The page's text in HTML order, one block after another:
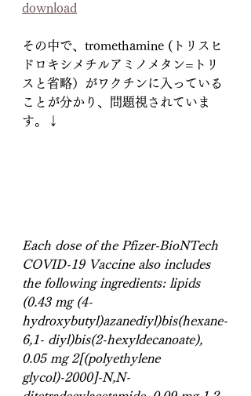
download
その中で、tromethamine (トリスヒ
ドロキシメチルアミノメタン=トリ
スと省略）がワクチンに入っている
ことが分かり、問題視されていま
す。↓
Each dose of the Pfizer-BioNTech
COVID-19 Vaccine also includes
the following ingredients: lipids
(0.43 mg (4-
hydroxybutyl)azanediyl)bis(hexane-
6,1- diyl)bis(2-hexyldecanoate),
0.05 mg 2[(polyethylene
glycol)-2000]-N,N-